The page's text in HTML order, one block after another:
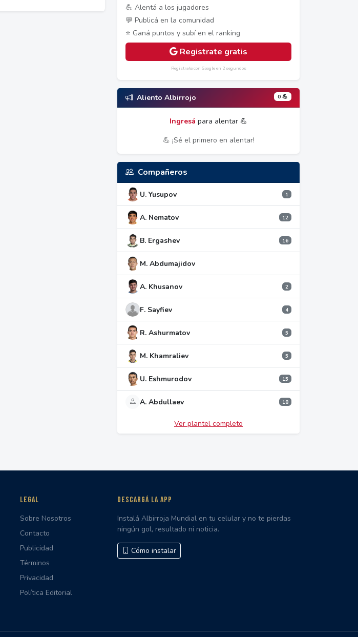
💪 Alentá a los jugadores
💬 Publicá en la comunidad
⭐ Ganá puntos y subí en el ranking
Registrate gratis
Registrate con Google en 2 segundos
Aliento Albirrojo 0 💪
Ingresá para alentar 💪
💪 ¡Sé el primero en alentar!
Compañeros
U. Yusupov 1
A. Nematov 12
B. Ergashev 16
M. Abdumajidov
A. Khusanov 2
F. Sayfiev 4
R. Ashurmatov 5
M. Khamraliev 5
U. Eshmurodov 15
A. Abdullaev 18
Ver plantel completo
LEGAL
Sobre Nosotros
Contacto
Publicidad
Términos
Privacidad
Política Editorial
DESCARGÁ LA APP
Instalá Albirroja Mundial en tu celular y no te pierdas
ningún gol, resultado ni noticia.
Cómo instalar